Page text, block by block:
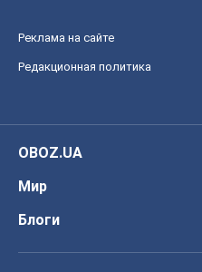
Реклама на сайте
Редакционная политика
OBOZ.UA
Мир
Блоги